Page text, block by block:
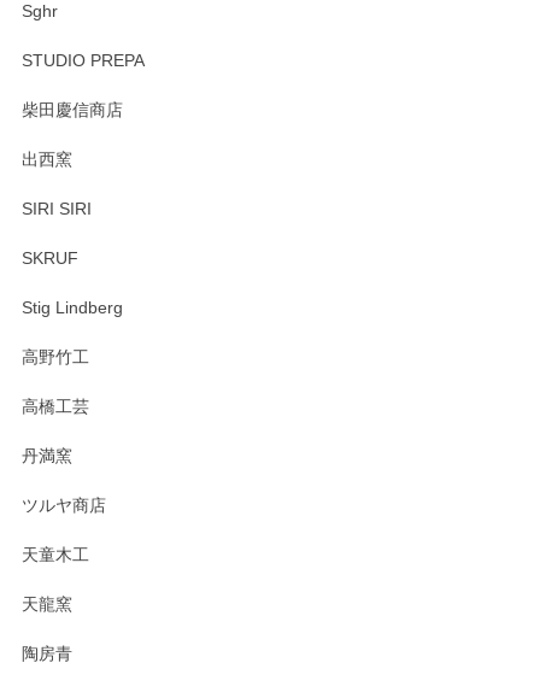
Sghr
STUDIO PREPA
柴田慶信商店
出西窯
SIRI SIRI
SKRUF
Stig Lindberg
高野竹工
高橋工芸
丹満窯
ツルヤ商店
天童木工
天龍窯
陶房青